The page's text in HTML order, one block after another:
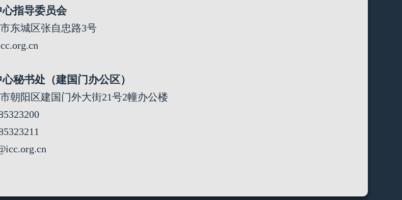
心指导委员会
东城区张自忠路3号
秘书处（建国门办公区）
朝阳区建国门外大街21号2幢办公楼